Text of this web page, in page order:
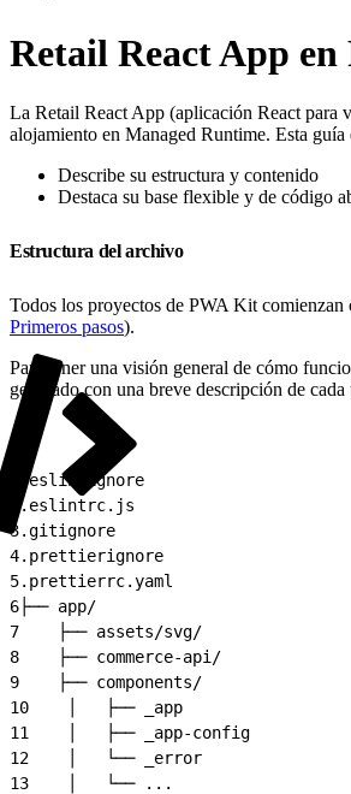
Retail React App
La Retail React App (aplicación React para
alojamiento en Managed Runtime. Esta
Describe su estructura y contenido
Destaca su base flexible y de código
Estructura del archivo
Todos los proyectos de PWA Kit comienzan
Primeros pasos).
Para tener una visión general de cómo
generado con una breve descripción de
.eslintignore
.eslintrc.js
3.gitignore
4.prettierignore
5.prettierrc.yaml
6 ├── app/
7
├── assets/svg/
8
├── commerce-api/
9
├── components/
10
│   ├── _app
11
│   ├── _app-config
12
│   └── _error
13
    │   └── ...